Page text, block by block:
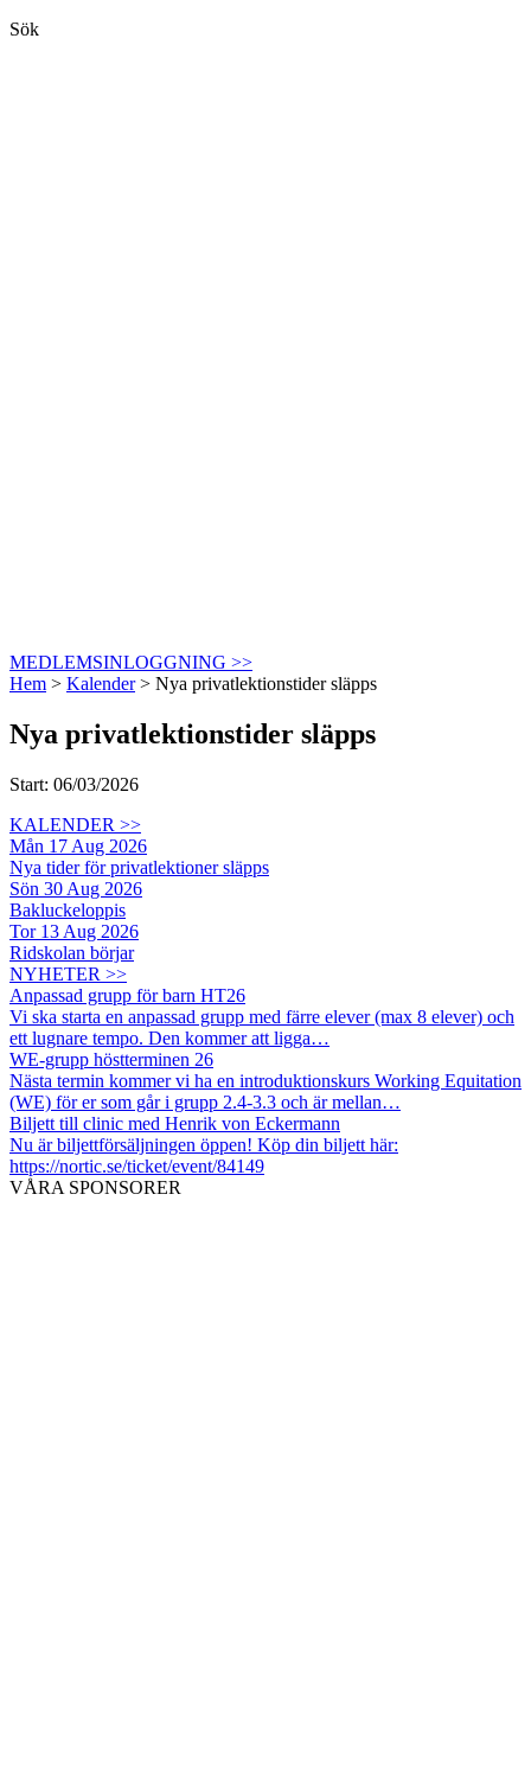
Sök
MEDLEMSINLOGGNING >>
Hem > Kalender> Nya privatlektionstider släpps
Nya privatlektionstider släpps
Start: 06/03/2026
KALENDER >>
Mån 17 Aug 2026
Nya tider för privatlektioner släpps
Sön 30 Aug 2026
Bakluckeloppis
Tor 13 Aug 2026
Ridskolan börjar
NYHETER >>
Anpassad grupp för barn HT26
Vi ska starta en anpassad grupp med färre elever (max 8 elever) och
ett lugnare tempo. Den kommer att ligga…
WE-grupp höstterminen 26
Nästa termin kommer vi ha en introduktionskurs Working Equitation
(WE) för er som går i grupp 2.4-3.3 och är mellan…
Biljett till clinic med Henrik von Eckermann
Nu är biljettförsäljningen öppen! Köp din biljett här:
https://nortic.se/ticket/event/84149
VÅRA SPONSORER